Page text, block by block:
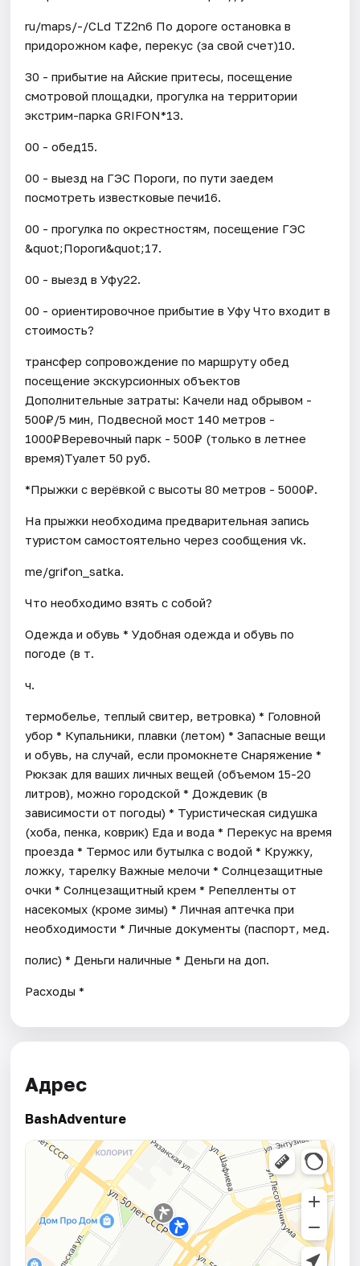
ru/maps/-/CLd TZ2n6 По дороге остановка в
придорожном кафе, перекус (за свой счет)10.
30 - прибытие на Айские притесы, посещение
смотровой площадки, прогулка на территории
экстрим-парка GRIFON*13.
00 - обед15.
00 - выезд на ГЭС Пороги, по пути заедем
посмотреть известковые печи16.
00 - прогулка по окрестностям, посещение ГЭС
&quot;Пороги&quot;17.
00 - выезд в Уфу22.
00 - ориентировочное прибытие в Уфу Что входит в
стоимость?
трансфер сопровождение по маршруту обед
посещение экскурсионных объектов
Дополнительные затраты: Качели над обрывом -
500₽/5 мин, Подвесной мост 140 метров -
1000₽Веревочный парк - 500₽ (только в летнее
время)Туалет 50 руб.
*Прыжки с верёвкой с высоты 80 метров - 5000₽.
На прыжки необходима предварительная запись
туристом самостоятельно через сообщения vk.
me/grifon_satka.
Что необходимо взять с собой?
Одежда и обувь * Удобная одежда и обувь по
погоде (в т.
ч.
термобелье, теплый свитер, ветровка) * Головной
убор * Купальники, плавки (летом) * Запасные вещи
и обувь, на случай, если промокнете Снаряжение *
Рюкзак для ваших личных вещей (объемом 15-20
литров), можно городской * Дождевик (в
зависимости от погоды) * Туристическая сидушка
(хоба, пенка, коврик) Еда и вода * Перекус на время
проезда * Термос или бутылка с водой * Кружку,
ложку, тарелку Важные мелочи * Солнцезащитные
очки * Солнцезащитный крем * Репелленты от
насекомых (кроме зимы) * Личная аптечка при
необходимости * Личные документы (паспорт, мед.
полис) * Деньги наличные * Деньги на доп.
Расходы *
Адрес
BashAdventure